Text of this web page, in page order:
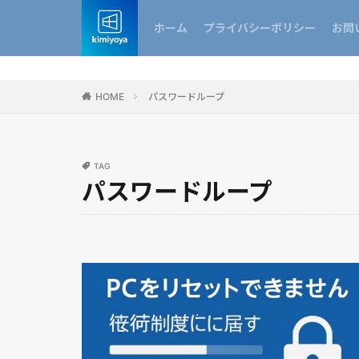
ホーム プライバシーポリシー お問
HOME パスワードループ
TAG
パスワードループ